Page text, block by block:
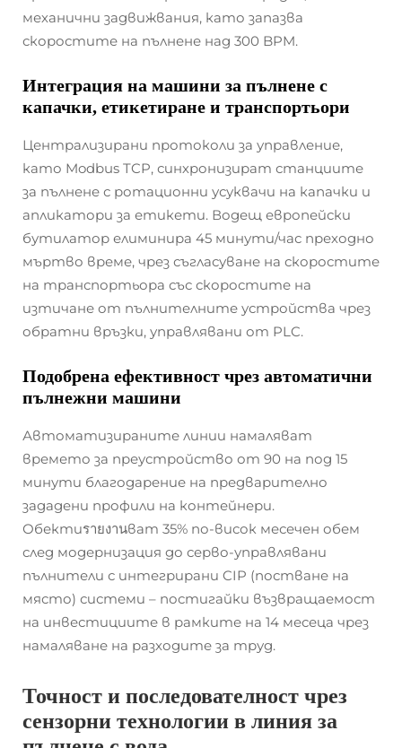
механични задвижвания, като запазва
скоростите на пълнене над 300 BPM.
Интеграция на машини за пълнене с
капачки, етикетиране и транспортьори
Централизирани протоколи за управление,
като Modbus TCP, синхронизират станциите
за пълнене с ротационни усуквачи на капачки и
апликатори за етикети. Водещ европейски
бутилатор елиминира 45 минути/час преходно
мъртво време, чрез съгласуване на скоростите
на транспортьора със скоростите на
изтичане от пълнителните устройства чрез
обратни връзки, управлявани от PLC.
Подобрена ефективност чрез автоматични
пълнежни машини
Автоматизираните линии намаляват
времето за преустройство от 90 на под 15
минути благодарение на предварително
зададени профили на контейнери.
Обектиรายงานват 35% по-висок месечен обем
след модернизация до серво-управлявани
пълнители с интегрирани CIP (постване на
място) системи – постигайки възвращаемост
на инвестициите в рамките на 14 месеца чрез
намаляване на разходите за труд.
Точност и последователност чрез
сензорни технологии в линия за